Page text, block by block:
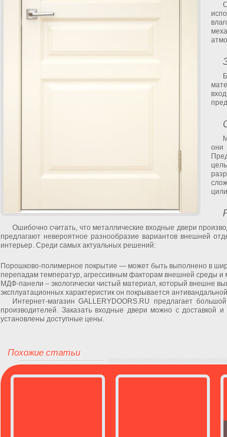
они
Ошибочно считать, что металлические входные двери
предлагают невероятное разнообразие вариантов внешней
интерьер. Среди самых актуальных решений:
Порошково-полимерное покрытие — может быть выполнено в
перепадам температур, агрессивным факторам внешней среды и
МДФ-панели – экологически чистый материал, который внешне
эксплуатационных характеристик он покрывается
Интернет-магазин GALLERYDOORS.RU предлагает
производителей. Заказать входные двери можно с доставкой
установлены доступные цены.
Похожие статьи